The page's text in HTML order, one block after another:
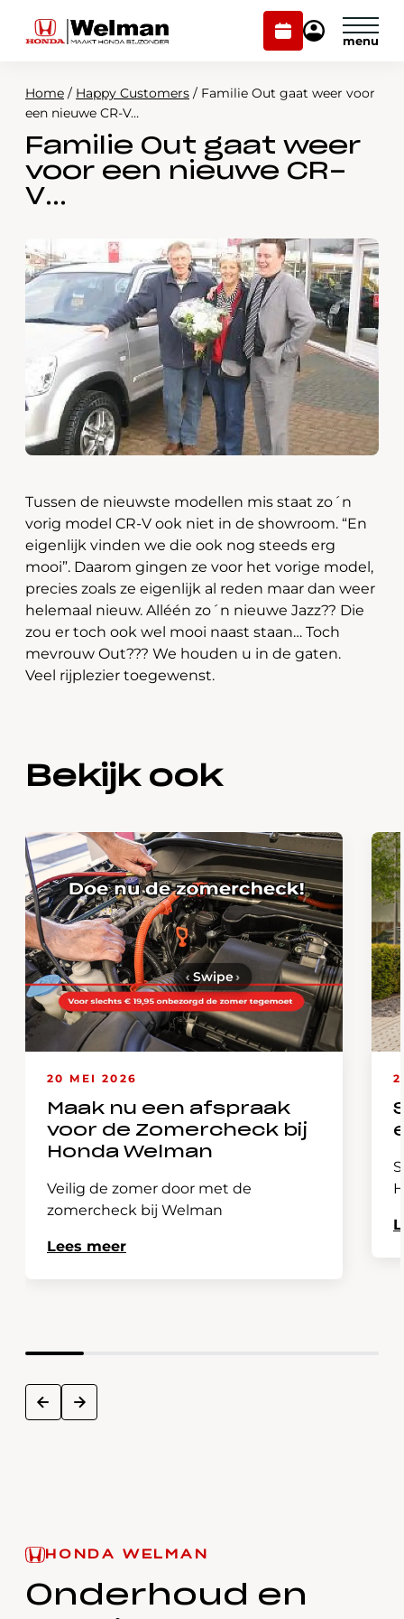
Plan
onderhoud
Mijn
Modellen
Voorraad
Onderhoud en service
Over ons
Webshop
Plan onderhoud
Home / Happy Customers / Familie Out gaat weer voor
een nieuwe CR-V…
Familie Out gaat weer
voor een nieuwe CR-
V…
Tussen de nieuwste modellen mis staat zo´n
vorig model CR-V ook niet in de showroom. “En
eigenlijk vinden we die ook nog steeds erg
mooi”. Daarom gingen ze voor het vorige model,
precies zoals ze eigenlijk al reden maar dan weer
helemaal nieuw. Alléén zo´n nieuwe Jazz?? Die
zou er toch ook wel mooi naast staan… Toch
mevrouw Out??? We houden u in de gaten.
Veel rijplezier toegewenst.
Bekijk ook
20 MEI 2026
Maak nu een afspraak
voor de Zomercheck bij
Honda Welman
Veilig de zomer door met de
zomercheck bij Welman
Lees meer
prev next
‹ Swipe›
HONDA WELMAN
Onderhoud en